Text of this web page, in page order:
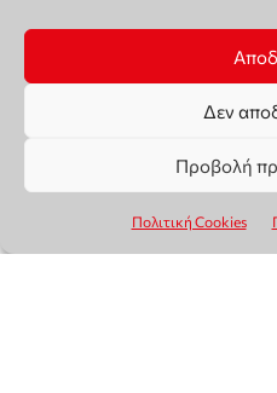
Δεν
Προβολή
Πολιτική Cookies